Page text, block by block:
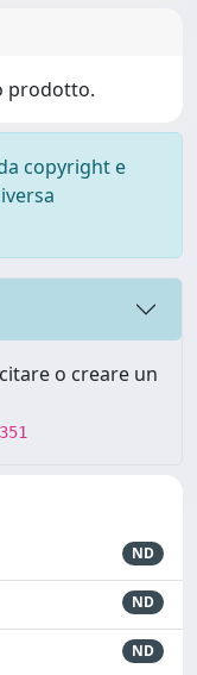
prodotto.
copyright e
o creare un
ND
ND
ND